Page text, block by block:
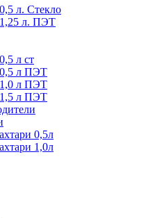
л. Стекло
л. ПЭТ
л ст
л ПЭТ
л ПЭТ
л ПЭТ
0,5л
1,0л